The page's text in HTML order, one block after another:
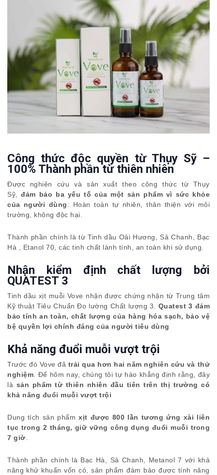
Công thức độc quyền từ Thụy Sỹ –
100% Thành phần từ thiên nhiên
Được nghiên cứu và sản xuất theo công thức từ Thụy
Sỹ,đảm bảo ba yếu tố của một sản phẩm vì sức khỏe
của người dùng: Hoàn toàn tự nhiên, thân thiện với môi
trường, không độc hại.
Thành phần chính là từ Tinh dầu Oải Hương, Sả Chanh, Bạc
Hà , Etanol 70, các tinh chất lành tính, an toàn khi sử dụng.
Nhận kiểm định chất lượng bởi
QUATEST 3
Tinh dầu xịt muỗi Vove nhận được chứng nhận từ Trung tâm
Kỹ thuật Tiêu Chuẩn Đo lường Chất lượng 3. Quatest 3 đảm
bảo tính an toàn, chất lượng của hàng hóa sạch, bảo vệ
bệ quyền lợi chính đáng của người tiêu dùng
Khả năng đuổi muỗi vượt trội
Trước đó Vove đã trải qua hơn hai năm nghiên cứu và thử
nghiệm. Để hôm nay, chúng tôi tự hào khẳng định rằng, đây
là sản phẩm từ thiên nhiên đầu tiên trên thị trường có
khả năng đuổi muỗi vượt trội
Dung tích sản phẩmxịt được 800 lần tương ứng xài liên
tục trong 2 tháng, giữ vững công dụng đuổi muỗi trong
7 giờ.
Thành phần chính là Bạc Hà, Sả Chanh, Metanol 7 với khả
năng khử khuẩn vốn có, sản phẩm đảm bảo được tính năng